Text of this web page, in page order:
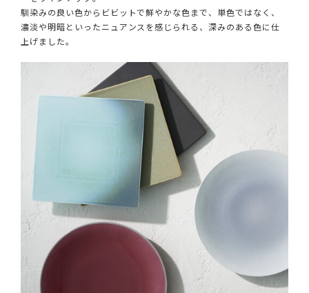
馴染みの良い色からビビットで鮮やかな色まで、単色ではなく、
濃淡や明暗といったニュアンスを感じられる、深みのある色に仕
上げました。